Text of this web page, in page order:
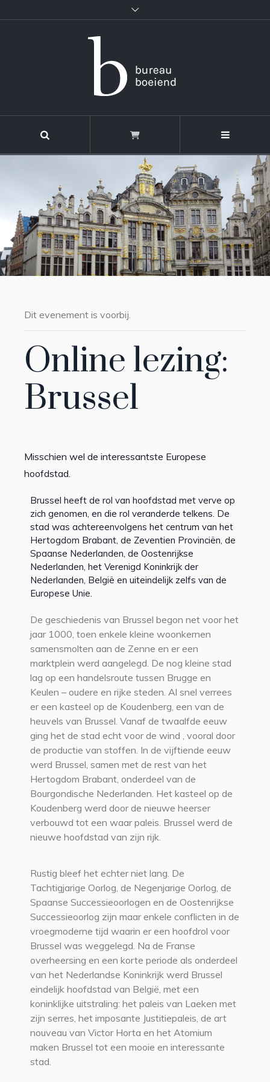
Dit evenement is voorbij.
Online lezing:
Brussel
Misschien wel de interessantste Europese
hoofdstad.
Brussel heeft de rol van hoofdstad met verve op
zich genomen, en die rol veranderde telkens. De
stad was achtereenvolgens het centrum van het
Hertogdom Brabant, de Zeventien Provinciën, de
Spaanse Nederlanden, de Oostenrijkse
Nederlanden, het Verenigd Koninkrijk der
Nederlanden, België en uiteindelijk zelfs van de
Europese Unie.
De geschiedenis van Brussel begon net voor het
jaar 1000, toen enkele kleine woonkernen
samensmolten aan de Zenne en er een
marktplein werd aangelegd. De nog kleine stad
lag op een handelsroute tussen Brugge en
Keulen – oudere en rijke steden. Al snel verrees
er een kasteel op de Koudenberg, een van de
heuvels van Brussel. Vanaf de twaalfde eeuw
ging het de stad echt voor de wind , vooral door
de productie van stoffen. In de vijftiende eeuw
werd Brussel, samen met de rest van het
Hertogdom Brabant, onderdeel van de
Bourgondische Nederlanden. Het kasteel op de
Koudenberg werd door de nieuwe heerser
verbouwd tot een waar paleis. Brussel werd de
nieuwe hoofdstad van zijn rijk.
Rustig bleef het echter niet lang. De
Tachtigjarige Oorlog, de Negenjarige Oorlog, de
Spaanse Successieoorlogen en de Oostenrijkse
Successieoorlog zijn maar enkele conflicten in de
vroegmoderne tijd waarin er een hoofdrol voor
Brussel was weggelegd. Na de Franse
overheersing en een korte periode als onderdeel
van het Nederlandse Koninkrijk werd Brussel
eindelijk hoofdstad van België, met een
koninklijke uitstraling: het paleis van Laeken met
zijn serres, het imposante Justitiepaleis, de art
nouveau van Victor Horta en het Atomium
maken Brussel tot een mooie en interessante
stad.